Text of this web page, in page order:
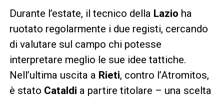
Durante l’estate, il tecnico della Lazio ha
ruotato regolarmente i due registi, cercando
di valutare sul campo chi potesse
interpretare meglio le sue idee tattiche.
Nell’ultima uscita a Rieti, contro l’Atromitos,
è stato Cataldi a partire titolare – una scelta